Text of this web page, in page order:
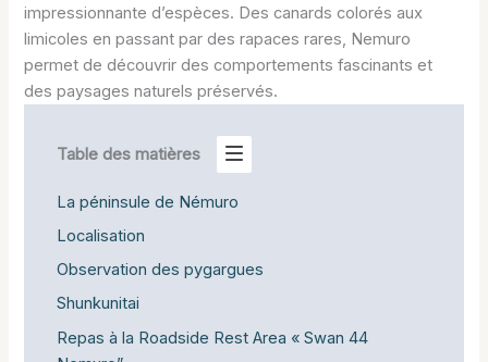
impressionnante d’espèces. Des canards colorés aux
limicoles en passant par des rapaces rares, Nemuro
permet de découvrir des comportements fascinants et
des paysages naturels préservés.
Table des matières
La péninsule de Némuro
Localisation
Observation des pygargues
Shunkunitai
Repas à la Roadside Rest Area « Swan 44